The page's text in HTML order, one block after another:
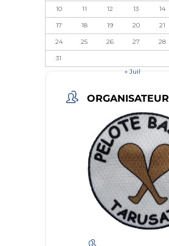
10 11 12 13 14
17 18 19 20 21
24 25 26 27 28
31
« Juil
ORGANISATEUR